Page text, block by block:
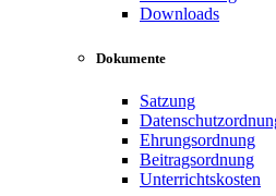
Downloads
Dokumente
Satzung
Ehrungsordnung
Beitragsordnung
Unterrichtskosten